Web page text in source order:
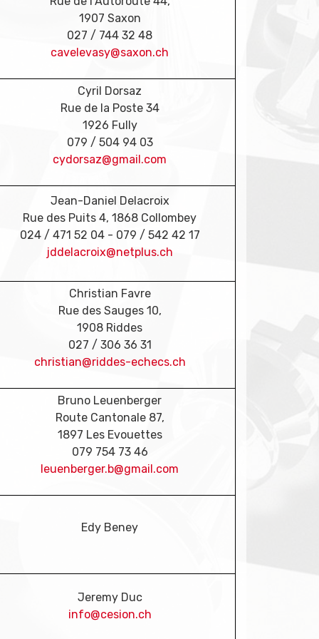
1907 Saxon
027 / 744 32 48
cavelevasy@saxon.ch
Cyril Dorsaz
Rue de la Poste 34
1926 Fully
079 / 504 94 03
cydorsaz@gmail.com
Jean-Daniel Delacroix
Rue des Puits 4, 1868 Collombey
024 / 471 52 04 - 079 / 542 42 17
jddelacroix@netplus.ch
Christian Favre
Rue des Sauges 10,
1908 Riddes
027 / 306 36 31
christian@riddes-echecs.ch
Bruno Leuenberger
Route Cantonale 87,
1897 Les Evouettes
079 754 73 46
leuenberger.b@gmail.com
Edy Beney
Jeremy Duc
info@cesion.ch